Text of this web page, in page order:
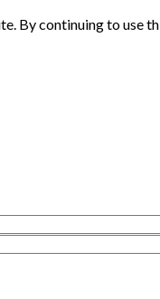
By continuing to use